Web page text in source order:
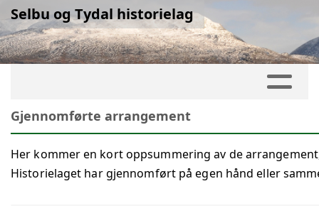
Selbu og Tydal historielag
Gjennomførte arrangement
Her kommer en kort oppsummering av de
Historielaget har gjennomført på egen hånd eller